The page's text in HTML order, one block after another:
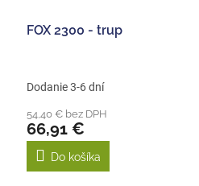
FOX 2300 - trup
Dodanie 3-6 dní
54,40 € bez DPH
66,91 €
Do košíka